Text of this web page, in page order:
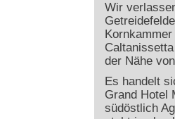
Wir
der Nähe
Es handelt
Grand Hotel
südöstlich